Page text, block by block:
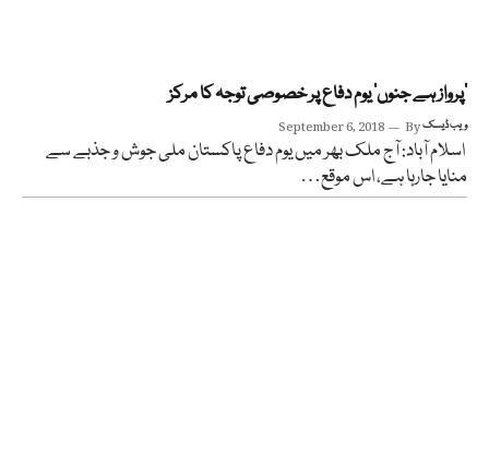
’پرواز ہے جنوں’ یوم دفاع پر خصوصی توجہ کا مرکز
September 6, 2018 Byویب ڈیسک
اسلام آباد: آج ملک بھر میں یوم دفاع پاکستان ملی جوش و جذبے سے
منایا جارہا ہے، اس موقع…